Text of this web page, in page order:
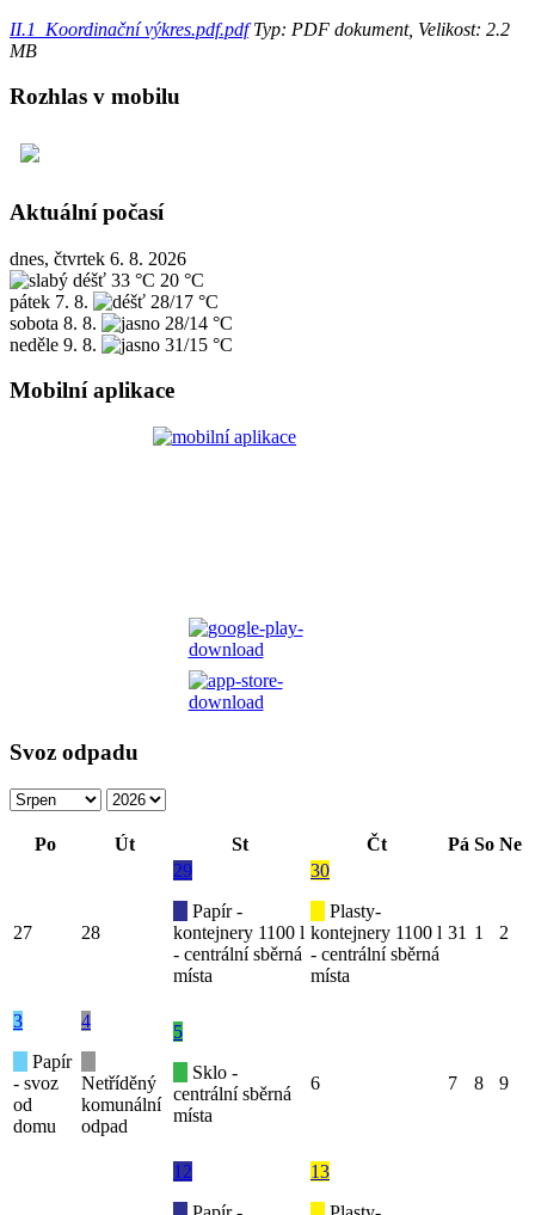
II.1_Koordinační výkres.pdf.pdfTyp: PDF dokument, Velikost: 2.2
MB
Rozhlas v mobilu
Aktuální počasí
dnes, čtvrtek 6. 8. 2026
33 °C 20 °C
pátek 7. 8.
28/17 °C
sobota 8. 8.
28/14 °C
neděle 9. 8. 31/15 °C
Mobilní aplikace
Svoz odpadu
Po Út St Čt Pá So Ne
27 28
29
Papír -
kontejnery 1100 l
- centrální sběrná
místa
30
Plasty-
kontejnery 1100 l
- centrální sběrná
místa
31 1 2
3
Papír
- svoz
od
domu
4
Netříděný
komunální
odpad
5
Sklo -
centrální sběrná
místa
6 7 8 9
12
13